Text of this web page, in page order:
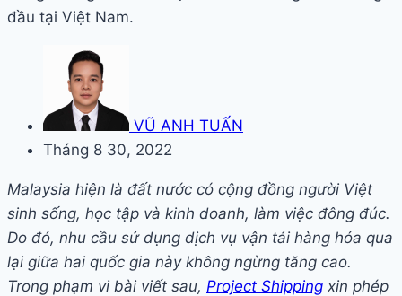
đầu tại Việt Nam.
VŨ ANH TUẤN
Tháng 8 30, 2022
Malaysia hiện là đất nước có cộng đồng người Việt
sinh sống, học tập và kinh doanh, làm việc đông đúc.
Do đó, nhu cầu sử dụng dịch vụ vận tải hàng hóa qua
lại giữa hai quốc gia này không ngừng tăng cao.
Trong phạm vi bài viết sau, Project Shipping xin phép